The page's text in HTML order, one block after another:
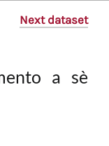
Next dataset
a sè